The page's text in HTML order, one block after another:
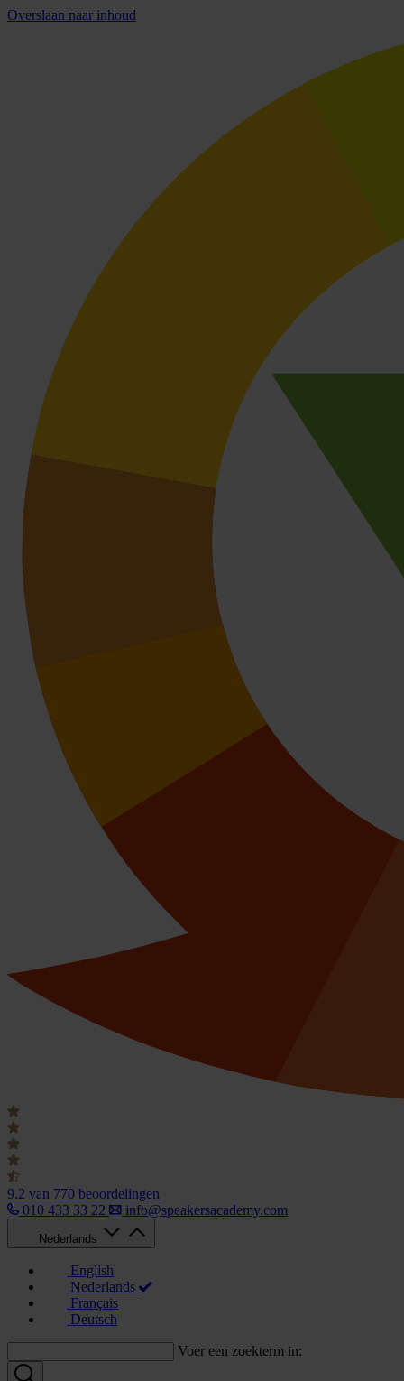
Overslaan naar inhoud
9.2 van 770 beoordelingen
010 433 33 22
info@speakersacademy.com
Nederlands
English
Nederlands
Français
Deutsch
Voer een zoekterm in: